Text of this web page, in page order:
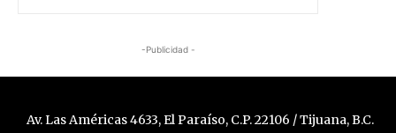
-Publicidad -
Av. Las Américas 4633, El Paraíso, C.P. 22106 / Tijuana, B.C.